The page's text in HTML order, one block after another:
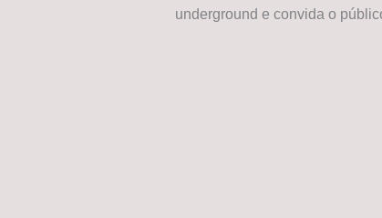
underground e convida o